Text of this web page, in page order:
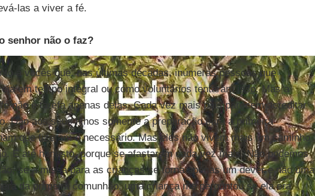
las a viver a fé.
senhor não o faz?
a vocês que, nas últimas décadas, inúmeras pessoas que
em tempo integral ou como voluntários tentaram isso. Mas a
não é tarefa apenas delas. Cada vez mais pais parecem acreditar
Dão aos seus filhos somente a preparação para a primeira
que fizeram o necessário. Mas eles não vivem mais um caminho
É até honesto, porque se afastaram cada vez mais. Não podemos
se a missa para as crianças se torna apenas um dever e não uma
da primeira comunhão, uma criança me perguntou se ela era